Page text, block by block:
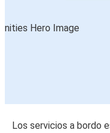
Los servicios a bordo